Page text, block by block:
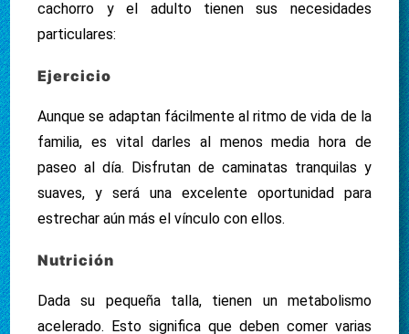
cachorro y el adulto tienen sus necesidades
particulares:
Ejercicio
Aunque se adaptan fácilmente al ritmo de vida de la
familia, es vital darles al menos media hora de
paseo al día. Disfrutan de caminatas tranquilas y
suaves, y será una excelente oportunidad para
estrechar aún más el vínculo con ellos.
Nutrición
Dada su pequeña talla, tienen un metabolismo
acelerado. Esto significa que deben comer varias